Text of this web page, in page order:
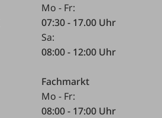
Mo - Fr:
07:30 - 17.00 Uhr
Sa:
08:00 - 12:00 Uhr
Fachmarkt
Mo - Fr:
08:00 - 17:00 Uhr